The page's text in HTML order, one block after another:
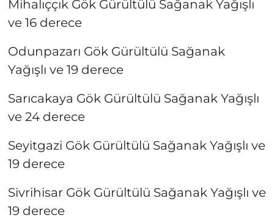
Mihalıççık Gök Gürültülü Sağanak Yağışlı
ve 16 derece
Odunpazarı Gök Gürültülü Sağanak
Yağışlı ve 19 derece
Sarıcakaya Gök Gürültülü Sağanak Yağışlı
ve 24 derece
Seyitgazi Gök Gürültülü Sağanak Yağışlı ve
19 derece
Sivrihisar Gök Gürültülü Sağanak Yağışlı ve
19 derece